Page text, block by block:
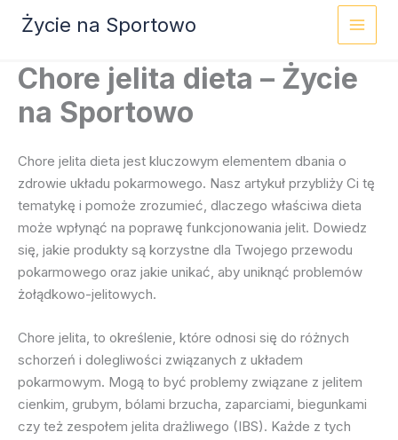
Przejdź
Życie na Sportowo
Chore jelita dieta – Życie
na Sportowo
Chore jelita dieta jest kluczowym elementem dbania o
zdrowie układu pokarmowego. Nasz artykuł przybliży Ci tę
tematykę i pomoże zrozumieć, dlaczego właściwa dieta
może wpłynąć na poprawę funkcjonowania jelit. Dowiedz
się, jakie produkty są korzystne dla Twojego przewodu
pokarmowego oraz jakie unikać, aby uniknąć problemów
żołądkowo-jelitowych.
Chore jelita, to określenie, które odnosi się do różnych
schorzeń i dolegliwości związanych z układem
pokarmowym. Mogą to być problemy związane z jelitem
cienkim, grubym, bólami brzucha, zaparciami, biegunkami
czy też zespołem jelita drażliwego (IBS). Każde z tych